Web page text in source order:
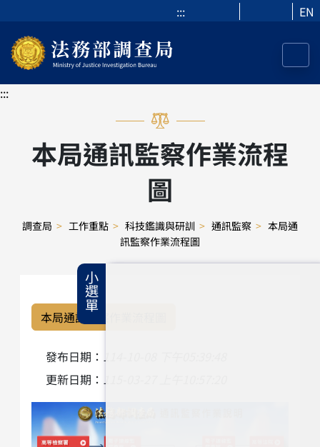
::: EN
:::
本局通訊監察作業流程
圖
調查局 > 工作重點 > 科技鑑識與研訓 > 通訊監察 > 本局通
訊監察作業流程圖
小選單
本局通訊監察作業流程圖
發布日期： 114-10-08 下午05:39:48
更新日期： 115-03-27 上午10:57:20